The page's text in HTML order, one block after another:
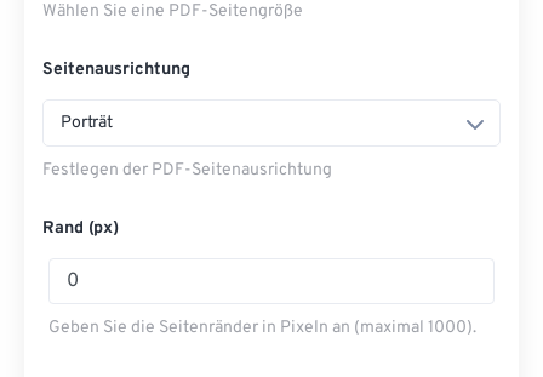
Wählen Sie eine PDF-Seitengröße
Seitenausrichtung
Porträt
Festlegen der PDF-Seitenausrichtung
Rand (px)
Geben Sie die Seitenränder in Pixeln an (maximal 1000).